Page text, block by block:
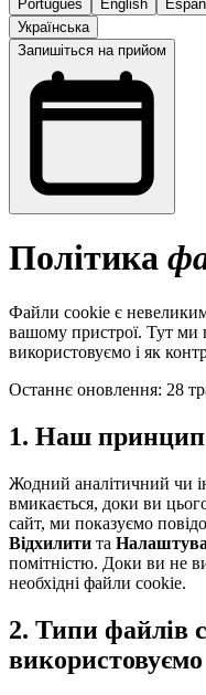
Português English
Українська
Запишіться на прийом
Політика
Файли cookie є
вашому пристрої. Тут ми
використовуємо і як
Останнє оновлення: 28
1. Наш принцип
Жодний аналітичний чи
вмикається, доки ви
сайт, ми показуємо
Відхилити та
помітністю. Доки ви не
необхідні файли cookie.
2. Типи файлів
використовуємо